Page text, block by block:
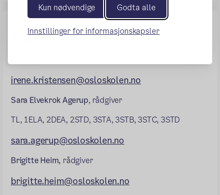
Kun nødvendige Godta alle
Innstillinger for informasjonskapsler
R-team på Ullern vgs:
irene.kristensen@osloskolen.no
Sara Elvekrok Agerup, rådgiver
TL, 1ELA, 2DEA, 2STD, 3STA, 3STB, 3STC, 3STD
sara.agerup@osloskolen.no
Brigitte Heim, rådgiver
brigitte.heim@osloskolen.no